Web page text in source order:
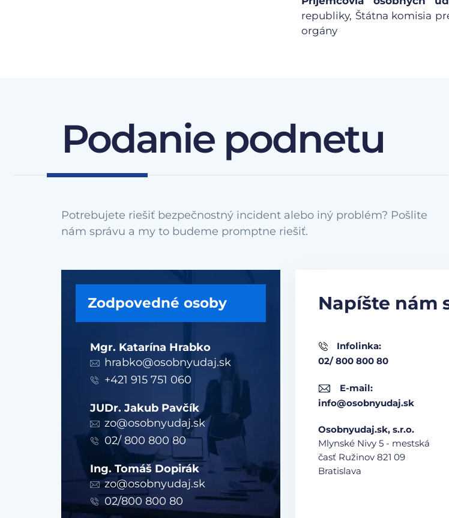
republiky, Štátna komisia
orgány
Podanie podnetu
Potrebujete riešiť bezpečnostný incident alebo iný problém? Pošlite
Zodpovedné osoby
Mgr. Katarína Hrabko
hrabko@osobnyudaj.sk
+421 915 751 060
JUDr. Jakub Pavčík
zo@osobnyudaj.sk
02/ 800 800 80
Ing. Tomáš Dopirák
zo@osobnyudaj.sk
02/800 800 80
Napíšte nám
Infolinka:
02/ 800 800 80
E-mail:
info@osobnyudaj.sk
Osobnyudaj.sk, s.r.o.
Mlynské Nivy 5 - mestská
časť Ružinov 821 09
Bratislava